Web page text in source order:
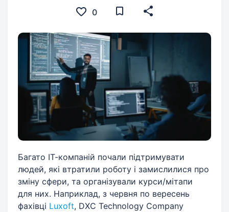
0
Багато ІТ-компаній почали підтримувати
людей, які втратили роботу і замислилися про
зміну сфери, та організували курси/мітапи
для них. Наприклад, з червня по вересень
фахівці Luxoft, DXC Technology Company